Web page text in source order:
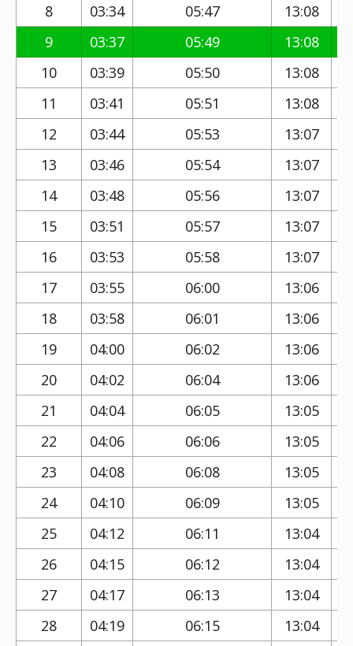
8 03:34 05:47 13:08
9
03:37 05:49 13:08
10
03:39 05:50 13:08
11
03:41 05:51 13:08
12
03:44 05:53 13:07
13
03:46 05:54 13:07
14
03:48 05:56 13:07
15
03:51 05:57 13:07
16
03:53 05:58 13:07
17
03:55 06:00 13:06
18
03:58 06:01 13:06
19
04:00 06:02 13:06
20
04:02 06:04 13:06
21
04:04 06:05 13:05
22
04:06 06:06 13:05
23
04:08 06:08 13:05
24
04:10 06:09 13:05
25
04:12 06:11 13:04
26
04:15 06:12 13:04
27
04:17 06:13 13:04
28
04:19 06:15 13:04